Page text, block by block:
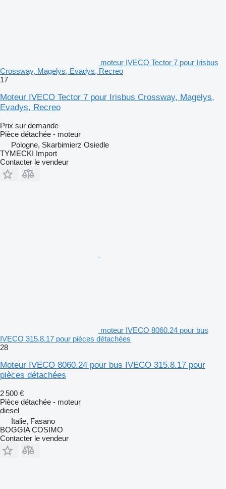
moteur IVECO Tector 7 pour Irisbus
Crossway, Magelys, Evadys, Recreo
17
Moteur IVECO Tector 7 pour Irisbus Crossway, Magelys,
Evadys, Recreo
Prix sur demande
Pièce détachée - moteur
Pologne, Skarbimierz Osiedle
TYMECKI Import
Contacter le vendeur
moteur IVECO 8060.24 pour bus
IVECO 315.8.17 pour pièces détachées
28
Moteur IVECO 8060.24 pour bus IVECO 315.8.17 pour
pièces détachées
2 500 €
Pièce détachée - moteur
diesel
Italie, Fasano
BOGGIA COSIMO
Contacter le vendeur